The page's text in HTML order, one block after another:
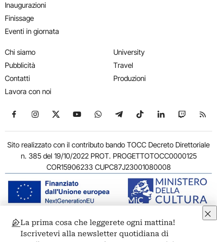
Inaugurazioni
Finissage
Eventi in giornata
Chi siamo
Pubblicità
Contatti
Lavora con noi
University
Travel
Produzioni
Seguici su Facebook
Seguici su Instagram
Seguici su X
Seguici su YouTube
Seguici su WhatsApp
Seguici su Telegram
Seguici su TikTok
Seguici su
Seguici
Sito realizzato con il contributo bando TOCC Decreto Direttoriale
n. 385 del 19/10/2022 PROT. PROGETTOTOCC0000125
COR15906233 CUPC87J23001080008
© 2011-2026 ARTRIBUNE srl – Corso Vittorio Emanuele II, 287 –
00186 Roma - P.I. 11381581005
La prima cosa che leggerete ogni mattina!
Iscrivetevi alla newsletter quotidiana di